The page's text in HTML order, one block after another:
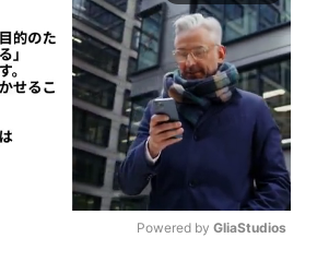
Powered by GliaStudios